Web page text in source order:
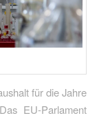
für die Jahre
EU-Parlament